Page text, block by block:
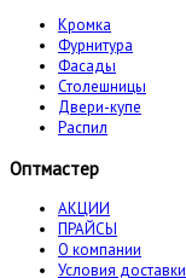
Кромка
Фурнитура
Фасады
Столешницы
Двери-купе
Распил
Оптмастер
АКЦИИ
ПРАЙСЫ
О компании
Условия доставки